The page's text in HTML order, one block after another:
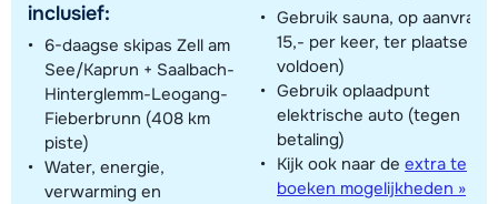
inclusief:
6-daagse skipas Zell am
See/Kaprun + Saalbach-
Hinterglemm-Leogang-
Fieberbrunn (408 km
piste)
Water, energie,
verwarming en
Gebruik sauna, op
15,- per keer, ter plaatse te
voldoen)
Gebruik oplaadpunt
elektrische auto (tegen
betaling)
Kijk ook naar de extra te
boeken mogelijkheden »